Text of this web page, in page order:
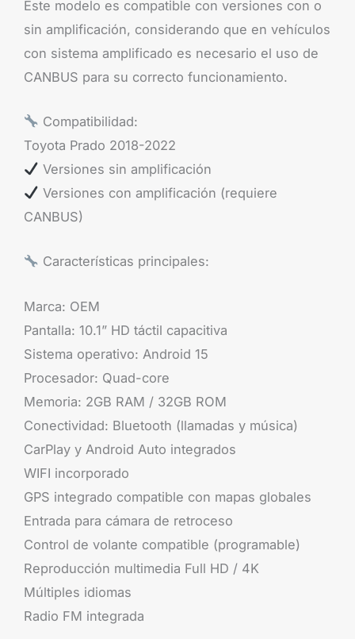
Este modelo es compatible con versiones con o
sin amplificación, considerando que en vehículos
con sistema amplificado es necesario el uso de
CANBUS para su correcto funcionamiento.
Compatibilidad:
Toyota Prado 2018-2022
Versiones sin amplificación
Versiones con amplificación (requiere
CANBUS)
Características principales:
Marca: OEM
Pantalla: 10.1” HD táctil capacitiva
Sistema operativo: Android 15
Procesador: Quad-core
Memoria: 2GB RAM / 32GB ROM
Conectividad: Bluetooth (llamadas y música)
CarPlay y Android Auto integrados
WIFI incorporado
GPS integrado compatible con mapas globales
Entrada para cámara de retroceso
Control de volante compatible (programable)
Reproducción multimedia Full HD / 4K
Múltiples idiomas
Radio FM integrada